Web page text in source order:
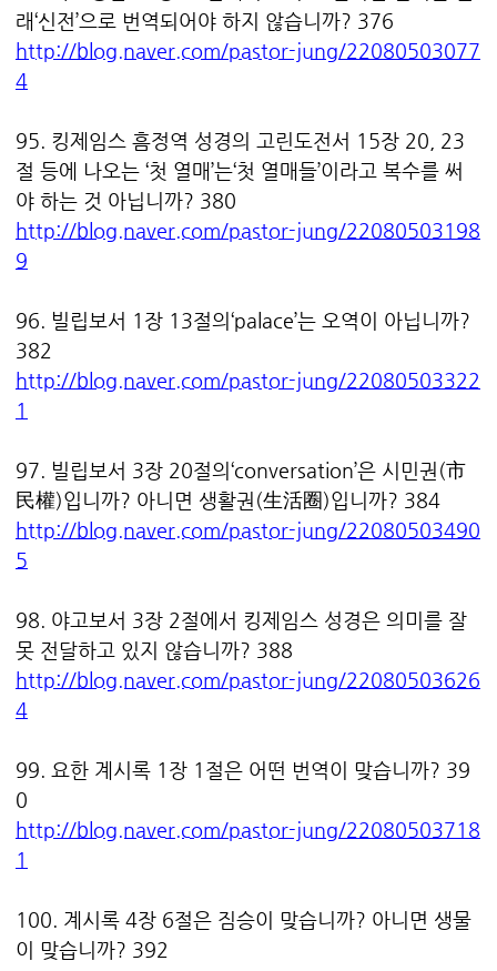
래‘신전’으로 번역되어야 하지 않습니까? 376
http://blog.naver.com/pastor-jung/22080503077
4
95. 킹제임스 흠정역 성경의 고린도전서 15장 20, 23
절 등에 나오는 ‘첫 열매’는‘첫 열매들’이라고 복수를 써
야 하는 것 아닙니까? 380
http://blog.naver.com/pastor-jung/22080503198
9
96. 빌립보서 1장 13절의‘palace’는 오역이 아닙니까?
382
http://blog.naver.com/pastor-jung/22080503322
1
97. 빌립보서 3장 20절의‘conversation’은 시민권(市
民權)입니까? 아니면 생활권(生活圈)입니까? 384
http://blog.naver.com/pastor-jung/22080503490
5
98. 야고보서 3장 2절에서 킹제임스 성경은 의미를 잘
못 전달하고 있지 않습니까? 388
http://blog.naver.com/pastor-jung/22080503626
4
99. 요한 계시록 1장 1절은 어떤 번역이 맞습니까? 39
0
http://blog.naver.com/pastor-jung/22080503718
1
100. 계시록 4장 6절은 짐승이 맞습니까? 아니면 생물
이 맞습니까? 392